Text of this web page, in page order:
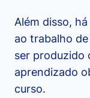
Além disso,
ao trabalho
ser produzido
aprendizado
curso.